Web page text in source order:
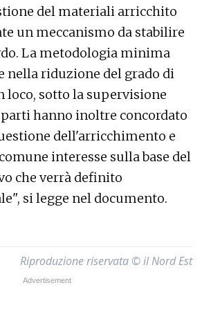
del materiali arricchito
un meccanismo da stabilire
La metodologia minima
nella riduzione del grado di
loco, sotto la supervisione
parti hanno inoltre concordato
dell'arricchimento e
interesse sulla base del
che verrà definito
si legge nel documento.
Riproduzione riservata © il Nord Est